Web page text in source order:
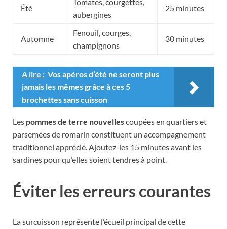
Été
aubergines
25 minutes
Automne
Fenouil, courges,
champignons
30 minutes
A lire : Vos apéros d’été ne seront plus
jamais les mêmes grâce à ces 5
brochettes sans cuisson
Les pommes de terre nouvellescoupées en quartiers et
parsemées de romarin constituent un accompagnement
traditionnel apprécié. Ajoutez-les 15 minutes avant les
sardines pour qu’elles soient tendres à point.
Éviter les erreurs courantes
La surcuisson représente l’écueil principal de cette